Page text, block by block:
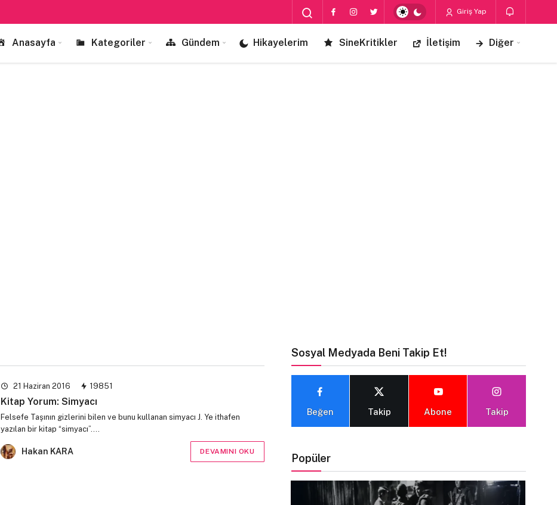
Giriş Yap
Anasayfa Kategoriler Gündem Hikayelerim SineKritikler İletişim Diğer
21 Haziran 2016 19851
Kitap Yorum: Simyacı
Felsefe Taşının gizlerini bilen ve bunu kullanan simyacı J. Ye ithafen
yazılan bir kitap “simyacı”.…
Hakan KARA DEVAMINI OKU
Sosyal Medyada Beni Takip Et!
Beğen Takip Abone Takip
Popüler